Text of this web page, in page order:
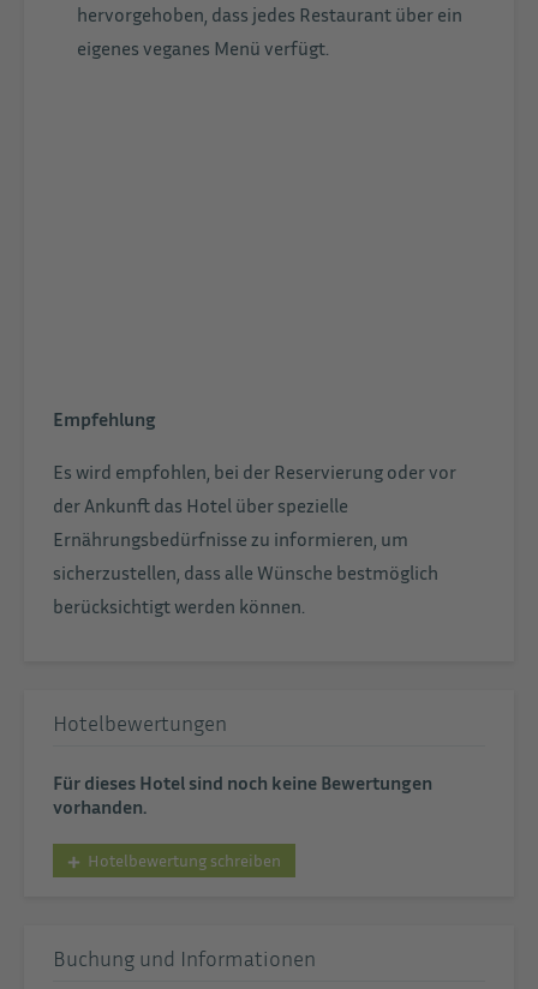
hervorgehoben, dass jedes Restaurant über ein
eigenes veganes Menü verfügt.
Empfehlung
Es wird empfohlen, bei der Reservierung oder vor
der Ankunft das Hotel über spezielle
Ernährungsbedürfnisse zu informieren, um
sicherzustellen, dass alle Wünsche bestmöglich
berücksichtigt werden können.
Hotelbewertungen
Für dieses Hotel sind noch keine Bewertungen
vorhanden.
Hotelbewertung schreiben
Buchung und Informationen